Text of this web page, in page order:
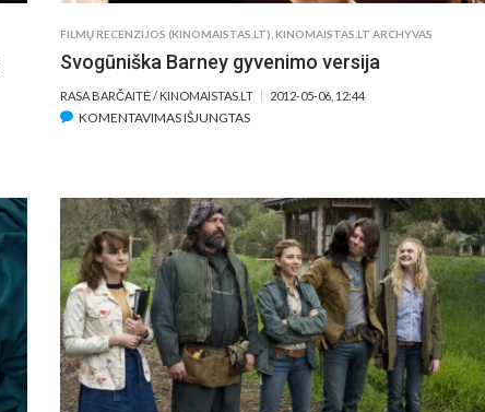
FILMŲ RECENZIJOS (KINOMAISTAS.LT) ,KINOMAISTAS.LT ARCHYVAS
Svogūniška Barney gyvenimo versija
RASA BARČAITĖ / KINOMAISTAS.LT 2012-05-06, 12:44
KOMENTAVIMAS IŠJUNGTASĮRAŠE
VERSIJA